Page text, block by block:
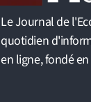
Le Journal de
quotidien
en ligne, fondé en